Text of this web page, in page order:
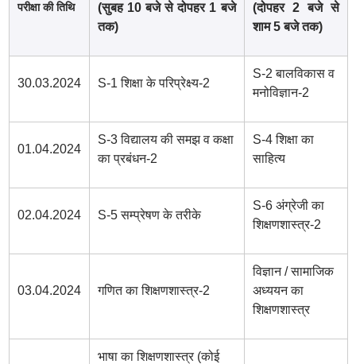
परीक्षा की तिथि
(सुबह 10 बजे से दोपहर 1 बजे
तक)
(दोपहर 2 बजे से
शाम 5 बजे तक)
30.03.2024 S-1 शिक्षा के परिप्रेक्ष्य-2
S-2 बालविकास व
मनोविज्ञान-2
01.04.2024
S-3 विद्यालय की समझ व कक्षा
का प्रबंधन-2
S-4 शिक्षा का
साहित्य
02.04.2024 S-5 सम्प्रेषण के तरीके
S-6 अंग्रेजी का
शिक्षणशास्त्र-2
03.04.2024 गणित का शिक्षणशास्त्र-2
विज्ञान / सामाजिक
अध्ययन का
शिक्षणशास्त्र
भाषा का शिक्षणशास्त्र (कोई